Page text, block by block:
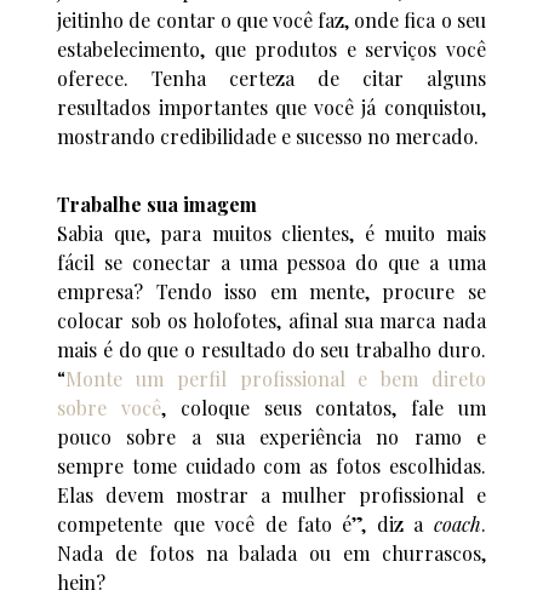
jeitinho de contar o que você faz, onde fica o seu
estabelecimento, que produtos e serviços você
oferece. Tenha certeza de citar alguns
resultados importantes que você já conquistou,
mostrando credibilidade e sucesso no mercado.
Trabalhe sua imagem
Sabia que, para muitos clientes, é muito mais
fácil se conectar a uma pessoa do que a uma
empresa? Tendo isso em mente, procure se
colocar sob os holofotes, afinal sua marca nada
mais é do que o resultado do seu trabalho duro.
“Monte um perfil profissional e bem direto
sobre você, coloque seus contatos, fale um
pouco sobre a sua experiência no ramo e
sempre tome cuidado com as fotos escolhidas.
Elas devem mostrar a mulher profissional e
competente que você de fato é”, diz a coach.
Nada de fotos na balada ou em churrascos,
hein?